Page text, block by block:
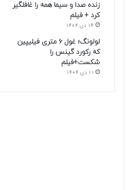
زنده صدا و سیما همه را غافلگیر
کرد + فیلم
14 دی 1404
لولونگ؛ غول ۶ متری فیلیپین
که رکورد گینس را
شکست+فیلم
11 دی 1404